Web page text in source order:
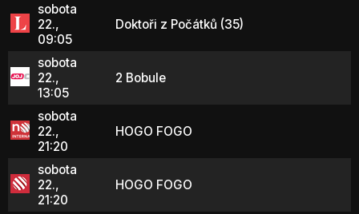
sobota
22.,
09:05
Doktoři z Počátků (35)
sobota
22.,
13:05
2 Bobule
sobota
22.,
21:20
HOGO FOGO
sobota
22.,
21:20
HOGO FOGO